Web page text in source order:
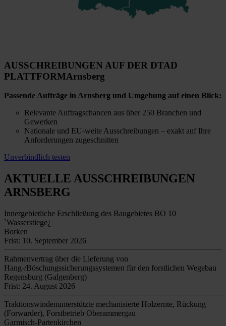
AUSSCHREIBUNGEN AUF DER DTAD
PLATTFORMArnsberg
Passende Aufträge in Arnsberg und Umgebung auf einen Blick:
Relevante Auftragschancen aus über 250 Branchen und
Gewerken
Nationale und EU-weite Ausschreibungen – exakt auf Ihre
Anforderungen zugeschnitten
Unverbindlich testen
AKTUELLE AUSSCHREIBUNGEN
ARNSBERG
Innergebietliche Erschließung des Baugebietes BO 10
`Wasserstiege¿
Borken
Frist: 10. September 2026
Rahmenvertrag über die Lieferung von
Hang-/Böschungssicherungssystemen für den forstlichen Wegebau
Regensburg (Galgenberg)
Frist: 24. August 2026
Traktionswindenunterstützte mechanisierte Holzernte, Rückung
(Forwarder), Forstbetrieb Oberammergau
Garmisch-Partenkirchen